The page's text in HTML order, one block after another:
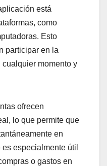
está
como
Esto
participar en la
momento y
ofrecen
lo que permite que
en
especialmente útil
o gastos en